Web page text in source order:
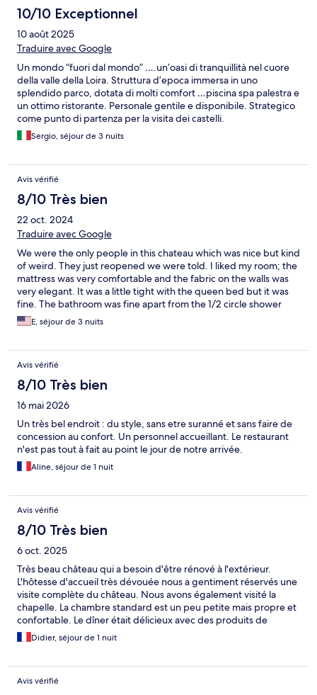
10/10 Exceptionnel
10 août 2025
Traduire avec Google
Un mondo “fuori dal mondo” ….un’oasi di tranquillità nel cuore
della valle della Loira. Struttura d’epoca immersa in uno
splendido parco, dotata di molti comfort …piscina spa palestra e
un ottimo ristorante. Personale gentile e disponibile. Strategico
come punto di partenza per la visita dei castelli.
Sergio, séjour de 3 nuits
Avis vérifié
8/10 Très bien
22 oct. 2024
Traduire avec Google
We were the only people in this chateau which was nice but kind
of weird. They just reopened we were told. I liked my room; the
mattress was very comfortable and the fabric on the walls was
very elegant. It was a little tight with the queen bed but it was
fine. The bathroom was fine apart from the 1/2 circle shower
which I continuously banged into while showering. Other than
that it was fine. The staff was very nice and helpful. Nothing
E, séjour de 3 nuits
Avis vérifié
8/10 Très bien
16 mai 2026
Un très bel endroit : du style, sans etre suranné et sans faire de
concession au confort. Un personnel accueillant. Le restaurant
n'est pas tout à fait au point le jour de notre arrivée.
Aline, séjour de 1 nuit
Avis vérifié
8/10 Très bien
6 oct. 2025
Très beau château qui a besoin d'être rénové à l'extérieur.
L'hôtesse d'accueil très dévouée nous a gentiment réservés une
visite complète du château. Nous avons également visité la
chapelle. La chambre standard est un peu petite mais propre et
confortable. Le dîner était délicieux avec des produits de
qualité.Didier, séjour de 1 nuit
Avis vérifié